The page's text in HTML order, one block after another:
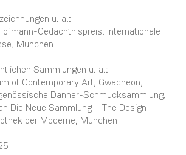
u. a.:
Gedächtnispreis. Internationale
München
Sammlungen u. a.:
of Contemporary Art, Gwacheon,
Danner-Schmucksammlung,
Die Neue Sammlung – The Design
der Moderne, München